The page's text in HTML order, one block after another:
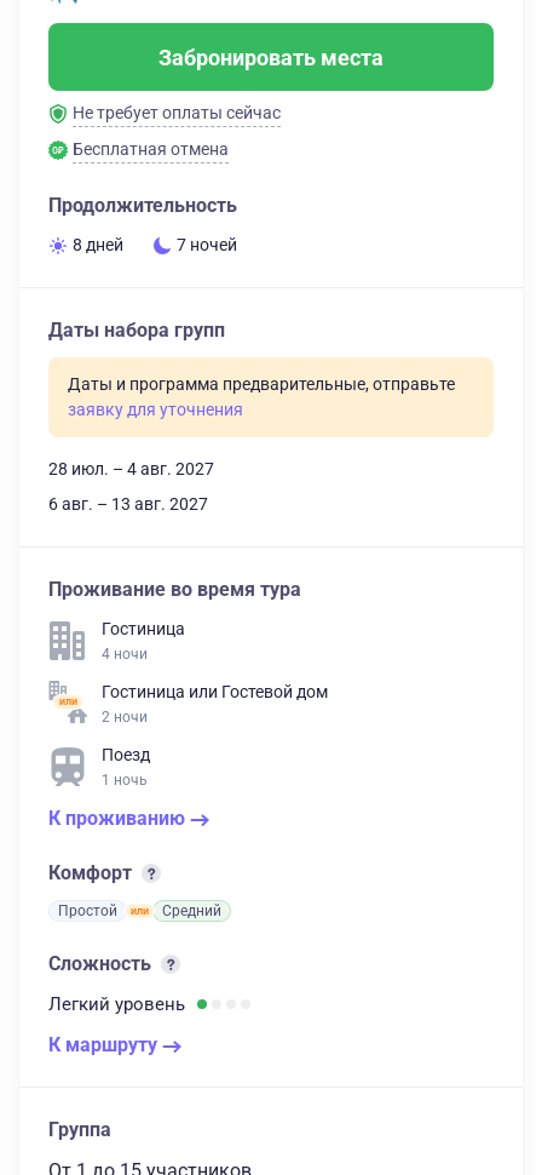
Забронировать места
Не требует оплаты сейчас
Бесплатная отмена
Продолжительность
8 дней 7 ночей
Даты набора групп
Даты и программа предварительные, отправьте
заявку для уточнения
28 июл. – 4 авг. 2027
6 авг. – 13 авг. 2027
Проживание во время тура
Гостиница
4 ночи
Гостиница или Гостевой дом
2 ночи
Поезд
1 ночь
К проживанию
Комфорт
Простой Средний
Сложность
Легкий уровень
К маршруту
Группа